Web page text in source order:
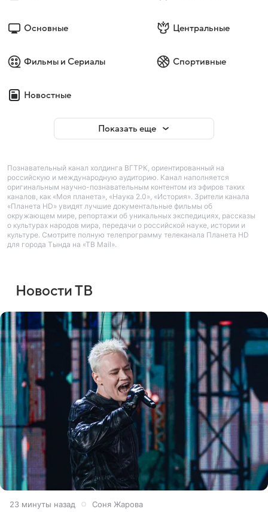
Основные Центральные
Фильмы и Сериалы Спортивные
Новостные
Показать еще
Познавательный канал холдинга ВГТРК, ориентированный на
российскую и международную аудиторию. Канал наполняется
оригинальным научно-познавательным контентом из эфиров таких
каналов, как «Моя планета», «Наука 2.0», «История». Зрители канала
«Планета HD» увидят лучшие документальные фильмы об
окружающем мире, репортажи об уникальных экспедициях, рассказы
о культурах народов мира, передачи о российской науке, истории и
культуре. Смотрите полную телепрограмму телеканала Планета HD
для города Тында на «ТВ Mail».
Новости ТВ
23 минуты назад Соня Жарова